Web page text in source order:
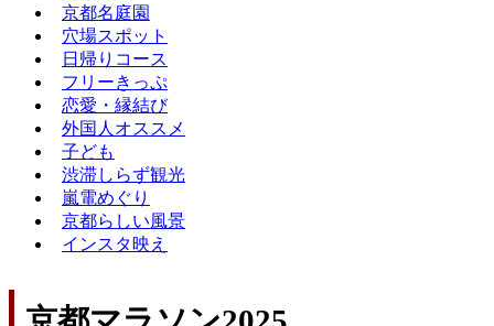
京都名庭園
穴場スポット
日帰りコース
フリーきっぷ
恋愛・縁結び
外国人オススメ
子ども
渋滞しらず観光
嵐電めぐり
京都らしい風景
インスタ映え